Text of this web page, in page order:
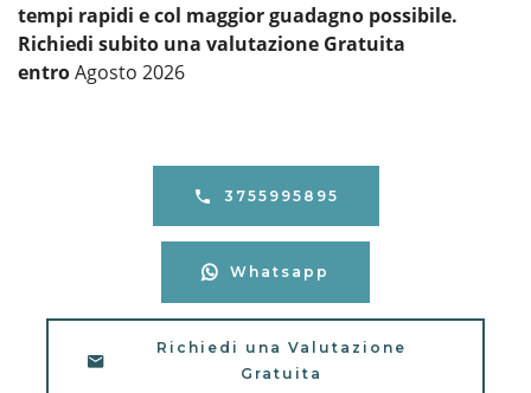
tempi rapidi e col maggior guadagno possibile.
Richiedi subito una valutazione Gratuita
entroAgosto 2026
3755995895
Whatsapp
Richiedi una Valutazione
Gratuita